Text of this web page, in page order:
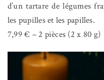
d’un tartare de légumes
les pupilles et les papilles.
7,99 € – 2 pièces (2 x 80 g)